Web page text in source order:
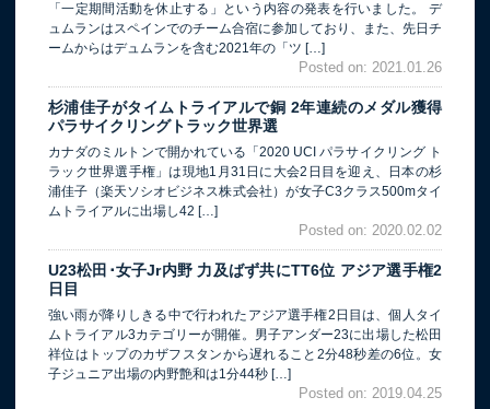
「一定期間活動を休止する」という内容の発表を行いました。 デ
ュムランはスペインでのチーム合宿に参加しており、また、先日チ
ームからはデュムランを含む2021年の「ツ […]
Posted on: 2021.01.26
杉浦佳子がタイムトライアルで銅 2年連続のメダル獲得
パラサイクリングトラック世界選
カナダのミルトンで開かれている「2020 UCI パラサイクリング ト
ラック世界選手権」は現地1月31日に大会2日目を迎え、日本の杉
浦佳子（楽天ソシオビジネス株式会社）が女子C3クラス500mタイ
ムトライアルに出場し42 […]
Posted on: 2020.02.02
U23松田･女子Jr内野 力及ばず共にTT6位 アジア選手権2
日目
強い雨が降りしきる中で行われたアジア選手権2日目は、個人タイ
ムトライアル3カテゴリーが開催。男子アンダー23に出場した松田
祥位はトップのカザフスタンから遅れること2分48秒差の6位。女
子ジュニア出場の内野艶和は1分44秒 […]
Posted on: 2019.04.25